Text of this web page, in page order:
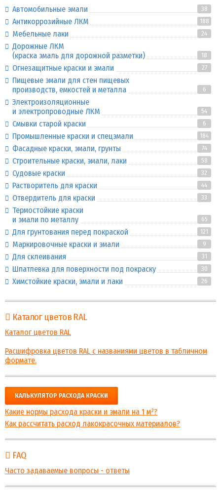
Автомобильные эмали 38
Антикоррозийные ЛКМ 188
Мебельные лаки 24
Дорожные ЛКМ
(краска эмаль для дорожной разметки)
18
Огнезащитные краски и эмали 27
Пищевые эмали для стен пищевых
производств, емкостей и металла
6
Электроизоляционные
и электропроводные ЛКМ
54
Смывки старой краски 6
Промышленные краски и спецэмали 184
Фасадные краски, эмали, грунты 74
Строительные краски, эмали, лаки 58
Судовые краски 32
Растворитель для краски 44
Отвердитель для краски 33
Термостойкие краски
и эмали по металлу
65
Для грунтования перед покраской 121
Маркировочные краски и эмали 9
Для склеивания 31
Шпатлевка для поверхности под покраску 30
Химстойкие краски, эмали и лаки 26
Каталог цветов RAL
Каталог цветов RAL
Расшифровка цветов RAL с названиями цветов в табличном
формате.
КАЛЬКУЛЯТОР РАСХОДА КРАСКИ
Какие нормы расхода краски и эмали на 1 м²?
Как рассчитать расход лакокрасочных материалов?
FAQ
Часто задаваемые вопросы - ответы